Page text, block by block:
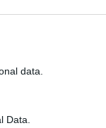
data.
Data.